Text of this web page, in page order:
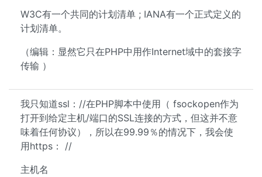
W3C有一个共同的计划清单 ; IANA有一个正式定义的
计划清单。
（编辑：显然它只在PHP中用作Internet域中的套接字
传输 ）
我只知道ssl：//在PHP脚本中使用（ fsockopen作为
打开到给定主机/端口的SSL连接的方式，但这并不意
味着任何协议），所以在99.99％的情况下，我会使
用https： //
主机名